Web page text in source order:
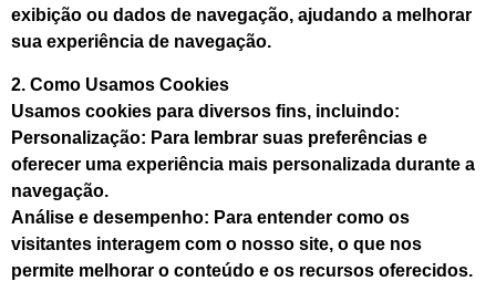
exibição ou dados de navegação, ajudando a melhorar
sua experiência de navegação.
2. Como Usamos Cookies
Usamos cookies para diversos fins, incluindo:
Personalização: Para lembrar suas preferências e
oferecer uma experiência mais personalizada durante a
navegação.
Análise e desempenho: Para entender como os
visitantes interagem com o nosso site, o que nos
permite melhorar o conteúdo e os recursos oferecidos.